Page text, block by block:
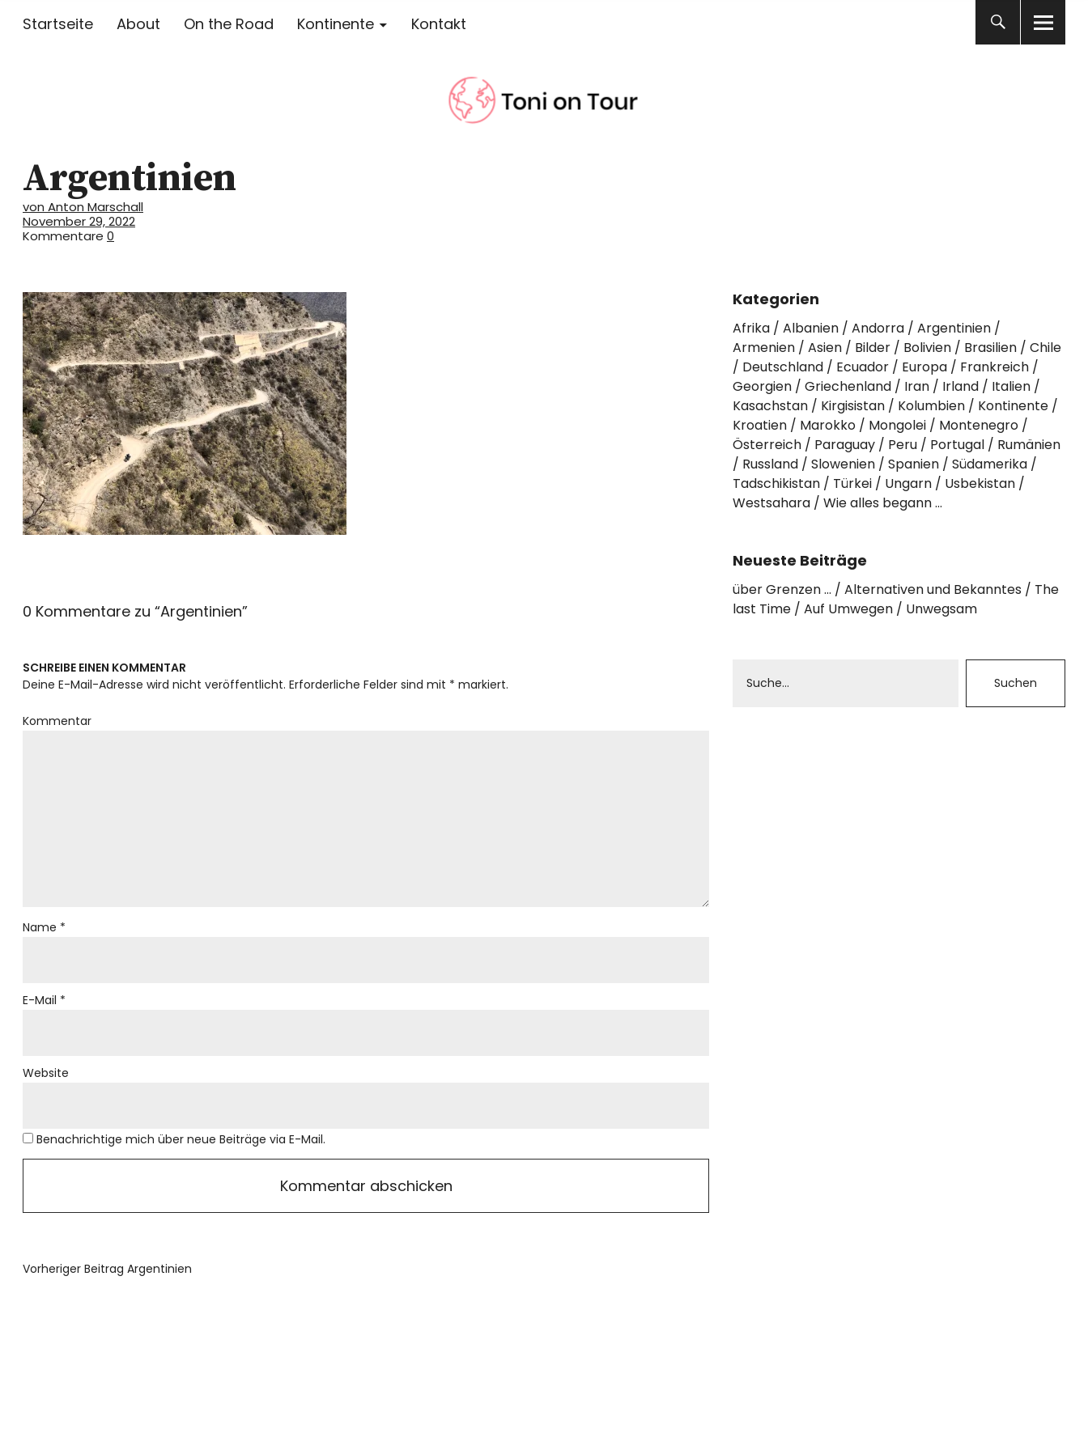
Startseite About On the Road Kontinente Kontakt
TONI MARSCHALL AUF REISEN
Argentinien
von Anton Marschall
November 29, 2022
Kommentare 0
0 Kommentare zu “Argentinien”
SCHREIBE EINEN KOMMENTAR
Deine E-Mail-Adresse wird nicht veröffentlicht. Erforderliche Felder sind mit * markiert.
Kommentar
Name *
E-Mail *
Website
Benachrichtige mich über neue Beiträge via E-Mail.
Vorheriger Beitrag Argentinien
Kategorien
Afrika Albanien Andorra
Argentinien
Armenien
Asien Bilder Bolivien Brasilien
Chile
Deutschland
Ecuador Europa
Frankreich
Georgien
Griechenland Iran Irland
Italien
Kasachstan
Kirgisistan Kolumbien
Kontinente
Kroatien
Marokko Mongolei
Montenegro
Österreich
Paraguay Peru Portugal
Rumänien
Russland
Slowenien Spanien
Südamerika
Tadschikistan
Türkei Ungarn
Usbekistan
Westsahara
Wie alles begann …
Neueste Beiträge
über Grenzen … Alternativen und Bekanntes
The
last Time
Auf Umwegen Unwegsam